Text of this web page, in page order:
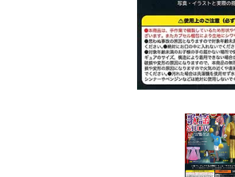
よくあるご質問
ご利用ガイド
06-6282-7659